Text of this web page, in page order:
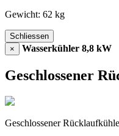
Gewicht: 62 kg
Schliessen
×
Wasserkühler 8,8 kW
Geschlossener
Geschlossener